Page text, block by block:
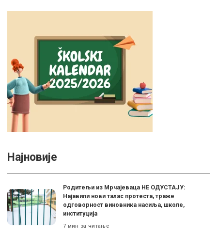
Најновије
Родитељи из Мрчајеваца НЕ ОДУСТАЈУ:
Најавили нови талас протеста, траже
одговорност виновника насиља, школе,
институција
7 мин за читање